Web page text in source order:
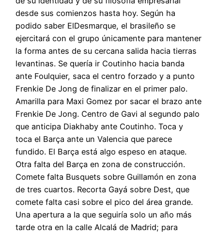
desde sus comienzos hasta hoy. Según ha
podido saber ElDesmarque, el brasileño se
ejercitará con el grupo únicamente para mantener
la forma antes de su cercana salida hacia tierras
levantinas. Se quería ir Coutinho hacia banda
ante Foulquier, saca el centro forzado y a punto
Frenkie De Jong de finalizar en el primer palo.
Amarilla para Maxi Gomez por sacar el brazo ante
Frenkie De Jong. Centro de Gavi al segundo palo
que anticipa Diakhaby ante Coutinho. Toca y
toca el Barça ante un Valencia que parece
fundido. El Barça está algo espeso en ataque.
Otra falta del Barça en zona de construcción.
Comete falta Busquets sobre Guillamón en zona
de tres cuartos. Recorta Gayá sobre Dest, que
comete falta casi sobre el pico del área grande.
Una apertura a la que seguiría solo un año más
tarde otra en la calle Alcalá de Madrid; para